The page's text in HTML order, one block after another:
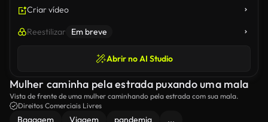
Criar vídeo
Reestilizar Em breve
Abrir no AI Studio
Mulher caminha pela estrada puxando uma mala
Vista de frente de uma mulher caminhando pela estrada com sua mala.
Direitos Comerciais Livres
Bagagem Viagem pandemia ...